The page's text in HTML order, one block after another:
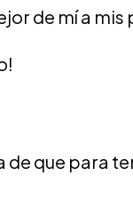
de mí a mis
que para